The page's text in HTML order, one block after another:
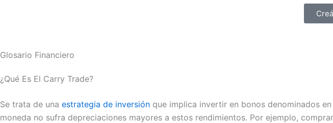
Glosario Financiero
¿Qué Es El Carry Trade?
Se trata de una estrategia de inversión que implica invertir en bonos denominados
moneda no sufra depreciaciones mayores a estos rendimientos. Por ejemplo,